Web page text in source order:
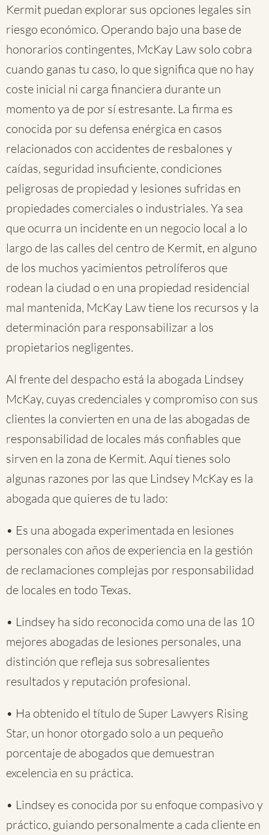
Kermit puedan explorar sus opciones legales sin
riesgo económico. Operando bajo una base de
honorarios contingentes, McKay Law solo cobra
cuando ganas tu caso, lo que significa que no hay
coste inicial ni carga financiera durante un
momento ya de por sí estresante. La firma es
conocida por su defensa enérgica en casos
relacionados con accidentes de resbalones y
caídas, seguridad insuficiente, condiciones
peligrosas de propiedad y lesiones sufridas en
propiedades comerciales o industriales. Ya sea
que ocurra un incidente en un negocio local a lo
largo de las calles del centro de Kermit, en alguno
de los muchos yacimientos petrolíferos que
rodean la ciudad o en una propiedad residencial
mal mantenida, McKay Law tiene los recursos y la
determinación para responsabilizar a los
propietarios negligentes.
Al frente del despacho está la abogada Lindsey
McKay, cuyas credenciales y compromiso con sus
clientes la convierten en una de las abogadas de
responsabilidad de locales más confiables que
sirven en la zona de Kermit. Aquí tienes solo
algunas razones por las que Lindsey McKay es la
abogada que quieres de tu lado:
• Es una abogada experimentada en lesiones
personales con años de experiencia en la gestión
de reclamaciones complejas por responsabilidad
de locales en todo Texas.
• Lindsey ha sido reconocida como una de las 10
mejores abogadas de lesiones personales, una
distinción que refleja sus sobresalientes
resultados y reputación profesional.
• Ha obtenido el título de Super Lawyers Rising
Star, un honor otorgado solo a un pequeño
porcentaje de abogados que demuestran
excelencia en su práctica.
• Lindsey es conocida por su enfoque compasivo y
práctico, guiando personalmente a cada cliente en